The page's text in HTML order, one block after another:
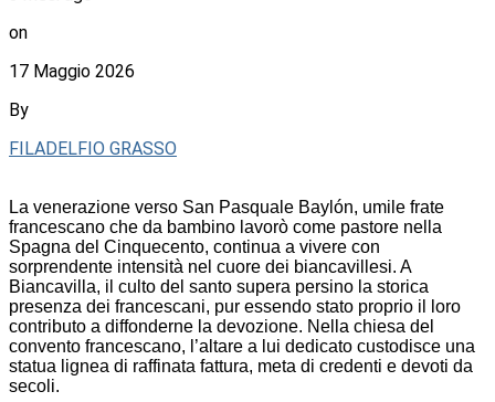
on
17 Maggio 2026
By
FILADELFIO GRASSO
La venerazione verso San Pasquale Baylón, umile frate
francescano che da bambino lavorò come pastore nella
Spagna del Cinquecento, continua a vivere con
sorprendente intensità nel cuore dei biancavillesi. A
Biancavilla, il culto del santo supera persino la storica
presenza dei francescani, pur essendo stato proprio il loro
contributo a diffonderne la devozione. Nella chiesa del
convento francescano, l’altare a lui dedicato custodisce una
statua lignea di raffinata fattura, meta di credenti e devoti da
secoli.